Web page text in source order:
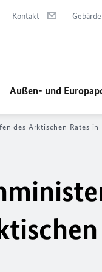
Kontakt
Außen- und
des Arktischen Rates in